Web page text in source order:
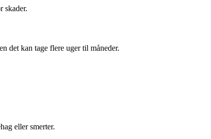
skader.
det kan tage flere uger til måneder.
eller smerter.